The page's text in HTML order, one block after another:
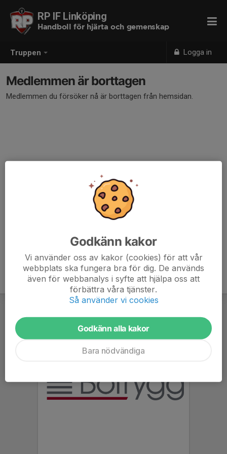
Truppen Logga in
RP IF Linköping
Handboll för hjärta och gemenskap
Medlemmen är borttagen
Medlemmen du försöker nå är borttagen från hemsidan.
Godkänn kakor
Vi använder oss av kakor (cookies) för att vår
webbplats ska fungera bra för dig. De används
även för webbanalys i syfte att hjälpa oss att
förbättra våra tjänster.
Så använder vi cookies
Godkänn alla kakor
Bara nödvändiga